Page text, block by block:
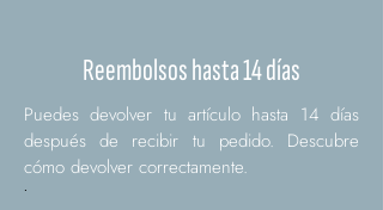
Reembolsos hasta 14 días
Puedes devolver tu artículo hasta 14 días
después de recibir tu pedido. Descubre
cómo devolver correctamente.